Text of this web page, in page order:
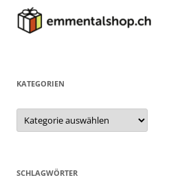
KATEGORIEN
Kategorien
SCHLAGWÖRTER